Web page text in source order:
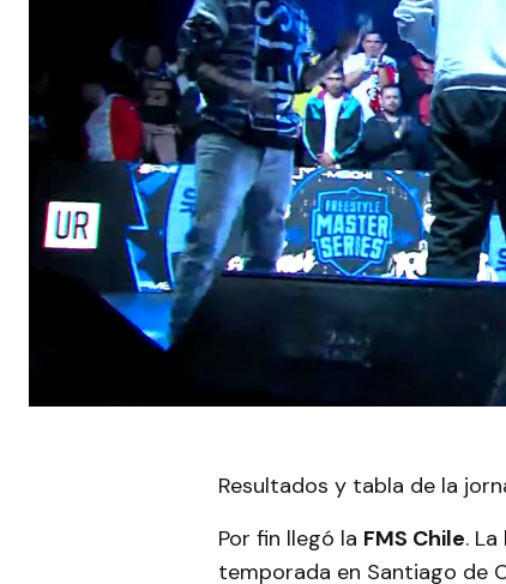
Resultados y tabla de la
Por fin llegó la FMS Chile.
temporada en Santiago de